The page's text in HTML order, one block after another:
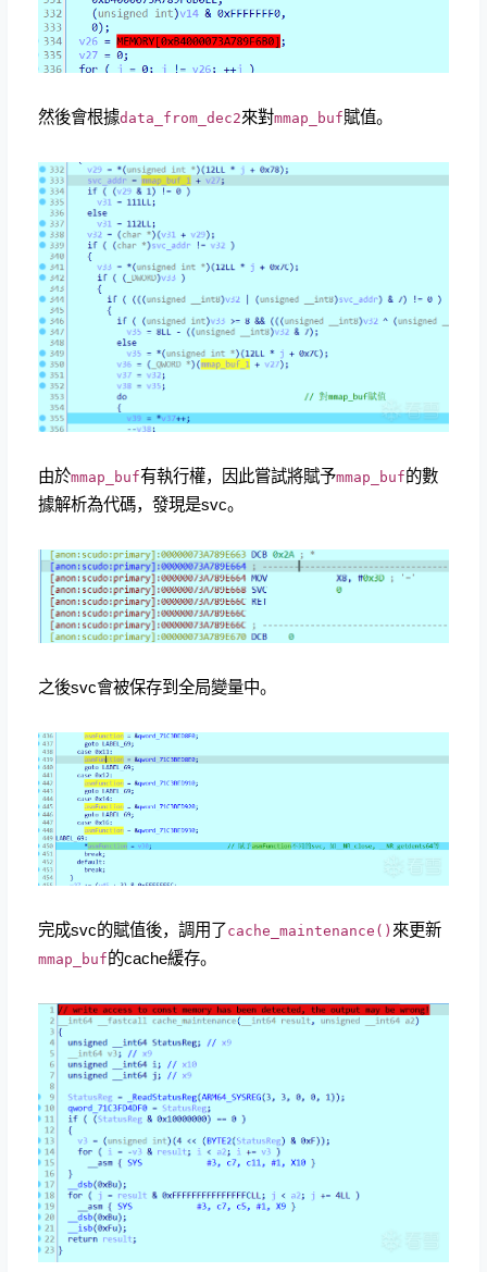
然後會根據data_from_dec2來對mmap_buf賦值。
由於mmap_buf有執行權，因此嘗試將賦予mmap_buf的數
據解析為代碼，發現是svc。
之後svc會被保存到全局變量中。
完成svc的賦值後，調用了cache_maintenance() 來更新
mmap_buf的cache緩存。